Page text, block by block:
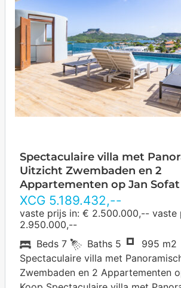
Spectaculaire villa met
Uitzicht Zwembaden en 2
Appartementen op Jan
XCG 5.189.432,--
vaste prijs in: € 2.500.000,-- vaste
2.950.000,--
Beds 7 Baths 5
995 m2
Spectaculaire villa met
Zwembaden en 2 Appartementen